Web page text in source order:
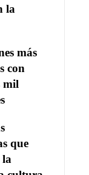
la
más
con
mil
que